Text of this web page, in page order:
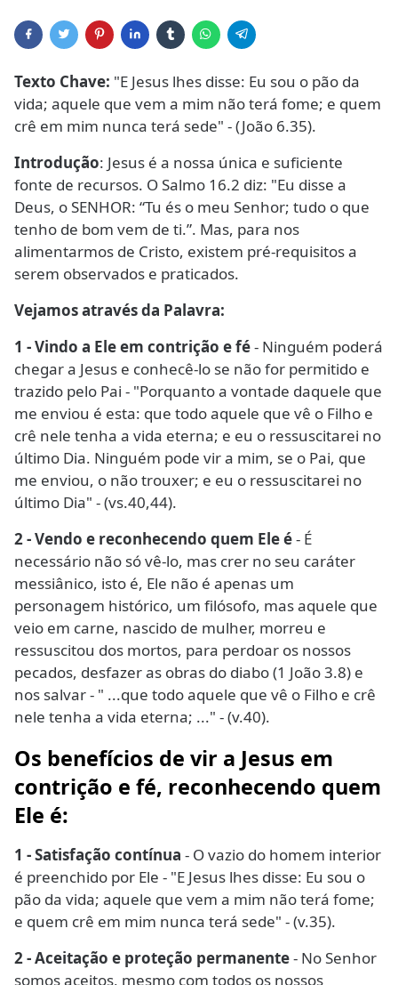
Texto Chave: "E Jesus lhes disse: Eu sou o pão da
vida; aquele que vem a mim não terá fome; e quem
crê em mim nunca terá sede" - (João 6.35).
Introdução: Jesus é a nossa única e suficiente
fonte de recursos. O Salmo 16.2 diz: "Eu disse a
Deus, o SENHOR: “Tu és o meu Senhor; tudo o que
tenho de bom vem de ti.”. Mas, para nos
alimentarmos de Cristo, existem pré-requisitos a
serem observados e praticados.
Vejamos através da Palavra:
1 - Vindo a Ele em contrição e fé- Ninguém poderá
chegar a Jesus e conhecê-lo se não for permitido e
trazido pelo Pai - "Porquanto a vontade daquele que
me enviou é esta: que todo aquele que vê o Filho e
crê nele tenha a vida eterna; e eu o ressuscitarei no
último Dia. Ninguém pode vir a mim, se o Pai, que
me enviou, o não trouxer; e eu o ressuscitarei no
último Dia" - (vs.40,44).
2 - Vendo e reconhecendo quem Ele é- É
necessário não só vê-lo, mas crer no seu caráter
messiânico, isto é, Ele não é apenas um
personagem histórico, um filósofo, mas aquele que
veio em carne, nascido de mulher, morreu e
ressuscitou dos mortos, para perdoar os nossos
pecados, desfazer as obras do diabo (1 João 3.8) e
nos salvar - " ...que todo aquele que vê o Filho e crê
nele tenha a vida eterna; ..." - (v.40).
Os benefícios de vir a Jesus em
contrição e fé, reconhecendo quem
Ele é:
1 - Satisfação contínua - O vazio do homem interior
é preenchido por Ele - "E Jesus lhes disse: Eu sou o
pão da vida; aquele que vem a mim não terá fome;
e quem crê em mim nunca terá sede" - (v.35).
2 - Aceitação e proteção permanente- No Senhor
somos aceitos, mesmo com todos os nossos